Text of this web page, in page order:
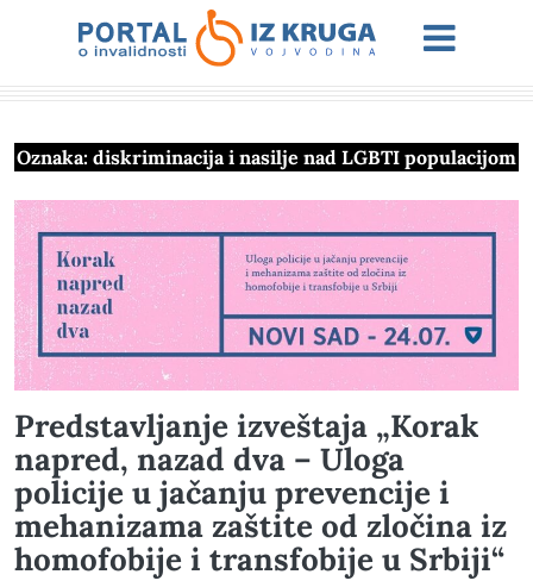
Oznaka: diskriminacija i nasilje nad LGBTI populacijom
Predstavljanje izveštaja „Korak
napred, nazad dva – Uloga
policije u jačanju prevencije i
mehanizama zaštite od zločina iz
homofobije i transfobije u Srbiji“